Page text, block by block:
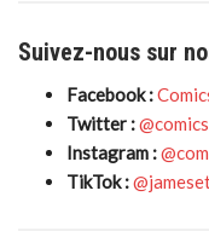
Suivez-nous sur
Facebook :
Twitter :
Instagram :
TikTok :